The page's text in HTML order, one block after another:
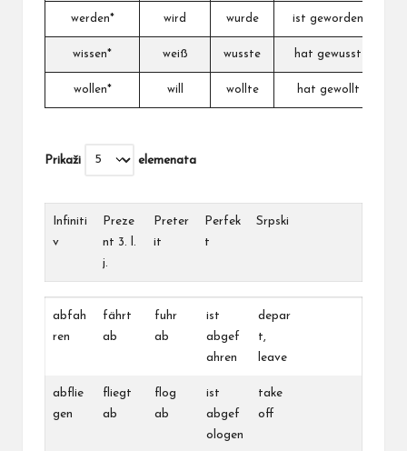
werden* wird wurde ist geworden
wissen* weiß wusste hat gewusst
wollen* will wollte hat gewollt
Prikaži elemenata
Infiniti
v
Preze
nt 3. l.
j.
Preter
it
Perfek
t
Srpski
Infiniti
Preze
nt 3. l.
Preter
it
Srpski
abfah
ren
fährt
ab
fuhr
ab
ist
abgef
ahren
depar
t,
leave
abflie
gen
fliegt
ab
flog
ab
ist
abgef
ologen
take
off